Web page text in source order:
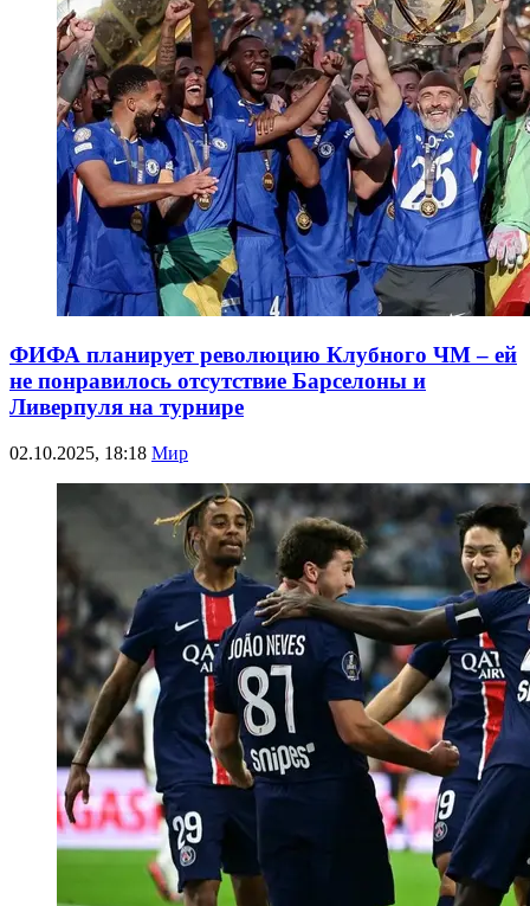
ФИФА планирует революцию Клубного ЧМ – ей
не понравилось отсутствие Барселоны и
Ливерпуля на турнире
02.10.2025, 18:18 Мир